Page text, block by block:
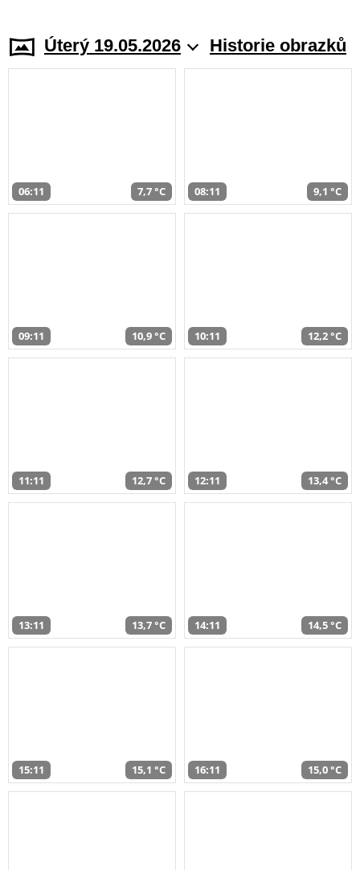
Úterý 19.05.2026 Historie obrazků
06:11 7,7 °C 08:11 9,1 °C
09:11 10,9 °C 10:11 12,2 °C
11:11 12,7 °C 12:11 13,4 °C
13:11 13,7 °C 14:11 14,5 °C
15:11 15,1 °C 16:11 15,0 °C